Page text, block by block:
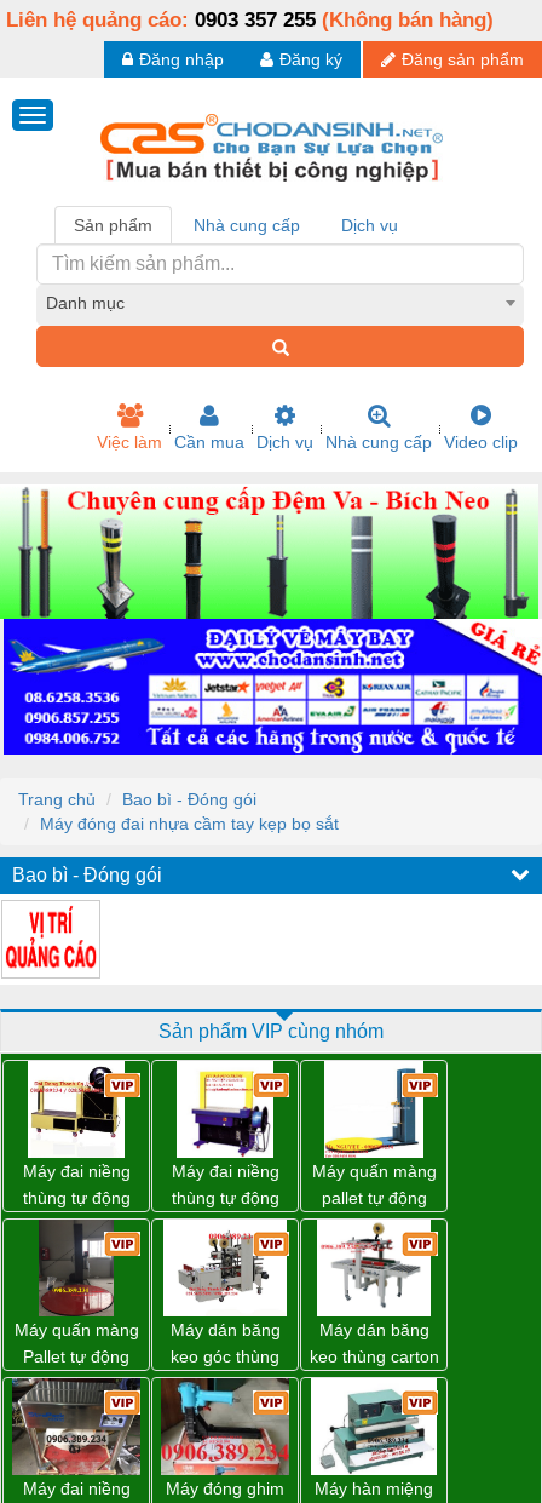
Liên hệ quảng cáo: 0903 357 255 (Không bán hàng)
Đăng sản phẩm
Đăng ký
Đăng nhập
Sản phẩm Nhà cung cấp Dịch vụ
Danh mục
Việc làm Cần mua Dịch vụ Nhà cung cấp Video clip
Trang chủ
Bao bì - Đóng gói
Máy đóng đai nhựa cầm tay kẹp bọ sắt
Bao bì - Đóng gói
Sản phẩm VIP cùng nhóm
Máy đai niềng
thùng tự động
DBA-80A Đài
Loan giá rẻ
Máy đai niềng
thùng tự động
DBA-200 giá tốt
Máy quấn màng
pallet tự động
WP-55 chính
hãng Wellpack
giá tốt
Máy quấn màng
Pallet tự động
WP-55 xuất xứ
Đài Loan
Máy dán băng
keo góc thùng
carton giá tốt
Đồng Nai
Máy dán băng
keo thùng carton
WP-5050RL
chính hãng
Máy đai niềng
Máy đóng ghim
Máy hàn miệng